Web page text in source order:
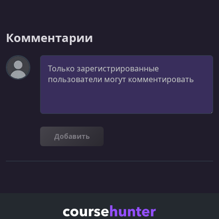
Cognitive Biases
УРОК 26. 00:01:10
Act on Data
React on data
Комментарии
Комментарий
Добавить